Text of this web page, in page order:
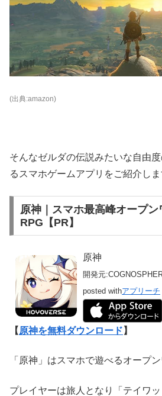
(出典:amazon)
そんなゼルダの伝説みたいな自由
るスマホゲームアプリをご紹介しま
原神｜スマホ最高峰オープ
RPG【PR】
原神
開発元:
posted withアプリーチ
【 原神を無料ダウンロード 】
「原神」はスマホで遊べるオープ
プレイヤーは旅人となり「テイワ